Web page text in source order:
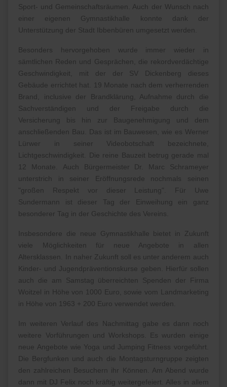
Sport- und Gemeinschaftsräumen. Auch der Wunsch nach
einer eigenen Gymnastikhalle konnte dank der
Unterstützung der Stadt Ibbenbüren umgesetzt werden.
Besonders hervorgehoben wurde immer wieder in
sämtlichen Reden und Gesprächen, die rekordverdächtige
Geschwindigkeit, mit der der SV Dickenberg dieses
Gebäude errichtet hat. 19 Monate nach dem verherrenden
Brand, inclusive der Brandklärung, Aufnahme durch die
Sachverständigen und der Freigabe durch die
Versicherung bis hin zur Baugenehmigung und dem
anschließenden Bau. Das ist im Bauwesen, wie es Werner
Lürwer in seiner Videobotschaft bezeichnete,
Lichtgeschwindigkeit. Die reine Bauzeit betrug gerade mal
12 Monate. Auch Bürgermeister Dr. Marc Schrameyer
unterstrich in seiner Eröffnungsrede nochmals seinen
"großen Respekt vor dieser Leistung". Für Uwe
Sundermann ist dieser Tag der Einweihung ein ganz
besonderer Tag in der Geschichte des Vereins.
Insbesondere die neue Gymnastikhalle bietet in Zukunft
viele Möglichkeiten für neue Angebote in allen
Altersklassen. In naher Zukunft soll es unter anderem auch
Kinder- und Jugendpräventionskurse geben. Hierfür sollen
auch die am Samstag überreichten Spenden der Firma
Woitzel in Höhe von 1000 Euro, sowie vom Landmarketing
in Höhe von 1963 + 200 Euro verwendet werden.
Im weiteren Verlauf des Nachmittag gabe es dann noch
weitere Vorführungen und Workshops. Es wurden einige
neue Angebote wie Yoga und Jumping Fitness vorgeführt.
Die Bergfunken und auch die Montagsturngruppe zeigten
den zahlreichen Besuchern ihr Können. Am Abend wurde
dann mit DJ Felix noch kräftig weitergefeiert. Alles in allem